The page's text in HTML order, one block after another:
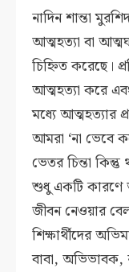
নাদিন শান্তা
আত্মহত্যা বা
চিহ্নিত করেছে।
আত্মহত্যা করে
মধ্যে আত্মহত্যার
আমরা ‘না ভেবে
ভেতর চিন্তা
শুধু একটি কারণে
জীবন নেওয়ার
শিক্ষার্থীদের
বাবা, অভিভাবক,